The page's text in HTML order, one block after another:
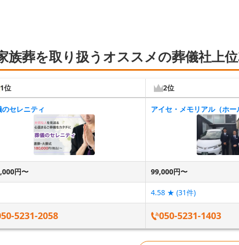
族葬を取り扱うオススメの葬儀社上
1位 2位
のセレニティ アイセ・メモリアル（ホー
円〜 99,000円〜
4.58 ★ (31件)
5231-2058 050-5231-1403